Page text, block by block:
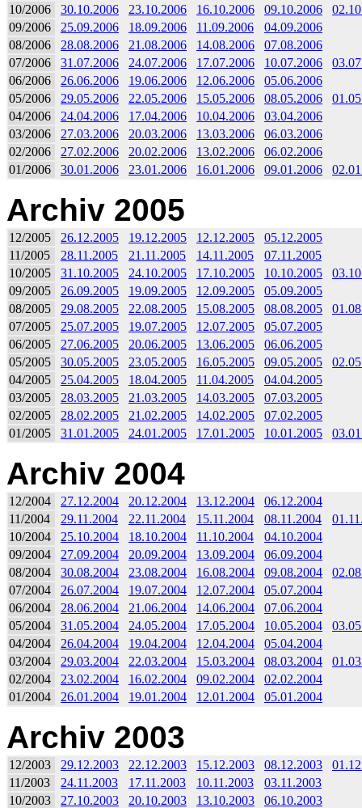
10/2006
30.10.2006 23.10.2006 16.10.2006 09.10.2006
09/2006
25.09.2006 18.09.2006 11.09.2006
04.09.2006
08/2006
28.08.2006 21.08.2006 14.08.2006
07.08.2006
07/2006
31.07.2006 24.07.2006 17.07.2006 10.07.2006
06/2006
26.06.2006 19.06.2006 12.06.2006
05.06.2006
05/2006
29.05.2006 22.05.2006 15.05.2006 08.05.2006
04/2006
24.04.2006 17.04.2006 10.04.2006
03.04.2006
03/2006
27.03.2006 20.03.2006 13.03.2006
06.03.2006
02/2006
27.02.2006 20.02.2006 13.02.2006
06.02.2006
01/2006
30.01.2006 23.01.2006 16.01.2006 09.01.2006
Archiv 2005
12/2005 26.12.2005 19.12.2005 12.12.2005
05.12.2005
11/2005
28.11.2005 21.11.2005 14.11.2005
07.11.2005
10/2005
31.10.2005 24.10.2005 17.10.2005 10.10.2005
09/2005
26.09.2005 19.09.2005 12.09.2005
05.09.2005
08/2005
29.08.2005 22.08.2005 15.08.2005 08.08.2005
07/2005
25.07.2005 19.07.2005 12.07.2005
05.07.2005
06/2005
27.06.2005 20.06.2005 13.06.2005
06.06.2005
05/2005
30.05.2005 23.05.2005 16.05.2005 09.05.2005
04/2005
25.04.2005 18.04.2005 11.04.2005
04.04.2005
03/2005
28.03.2005 21.03.2005 14.03.2005
07.03.2005
02/2005
28.02.2005 21.02.2005 14.02.2005
07.02.2005
01/2005
31.01.2005 24.01.2005 17.01.2005 10.01.2005
Archiv 2004
12/2004 27.12.2004 20.12.2004 13.12.2004
06.12.2004
11/2004
29.11.2004 22.11.2004 15.11.2004 08.11.2004
10/2004
25.10.2004 18.10.2004 11.10.2004
04.10.2004
09/2004
27.09.2004 20.09.2004 13.09.2004
06.09.2004
08/2004
30.08.2004 23.08.2004 16.08.2004 09.08.2004
07/2004
26.07.2004 19.07.2004 12.07.2004
05.07.2004
06/2004
28.06.2004 21.06.2004 14.06.2004
07.06.2004
05/2004
31.05.2004 24.05.2004 17.05.2004 10.05.2004
04/2004
26.04.2004 19.04.2004 12.04.2004
05.04.2004
03/2004
29.03.2004 22.03.2004 15.03.2004 08.03.2004
02/2004
23.02.2004 16.02.2004 09.02.2004
02.02.2004
01/2004
26.01.2004 19.01.2004 12.01.2004 05.01.2004
Archiv 2003
12/2003 29.12.2003 22.12.2003 15.12.2003 08.12.2003
11/2003
24.11.2003 17.11.2003 10.11.2003
03.11.2003
10/2003
27.10.2003 20.10.2003 13.10.2003
06.10.2003